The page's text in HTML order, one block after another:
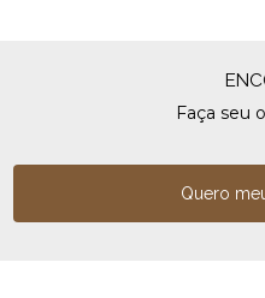
Faça seu
Quero